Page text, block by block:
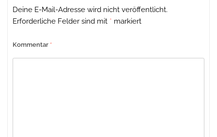
Deine E-Mail-Adresse wird nicht veröffentlicht.
Erforderliche Felder sind mit * markiert
Kommentar *